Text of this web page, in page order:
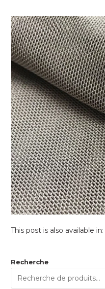
This post is also available in:
Recherche